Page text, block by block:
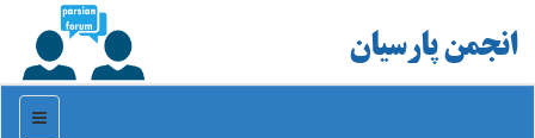
انجمن پارسیان
منو